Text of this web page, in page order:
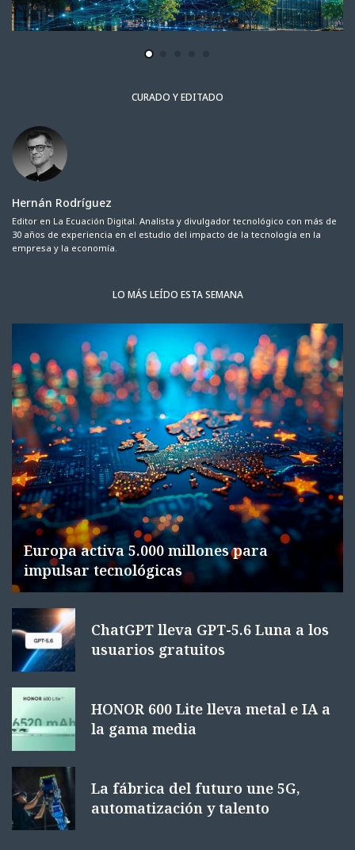
CURADO Y EDITADO
Hernán Rodríguez
Editor en La Ecuación Digital. Analista y divulgador tecnológico con más de
30 años de experiencia en el estudio del impacto de la tecnología en la
empresa y la economía.
LO MÁS LEÍDO ESTA SEMANA
Europa activa 5.000 millones para
impulsar tecnológicas
ChatGPT lleva GPT-5.6 Luna a los
usuarios gratuitos
HONOR 600 Lite lleva metal e IA a
la gama media
La fábrica del futuro une 5G,
automatización y talento